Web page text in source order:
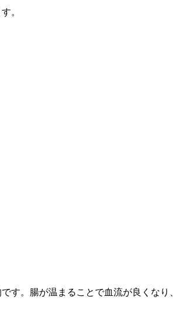
。
す。腸が温まることで血流が良くなり